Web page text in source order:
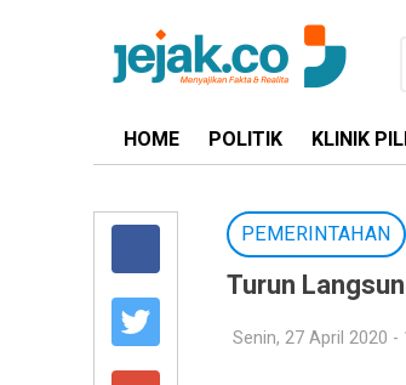
HOME POLITIK KLINIK
PEMERINTAHAN
Turun
Senin, 27 April 2020 -